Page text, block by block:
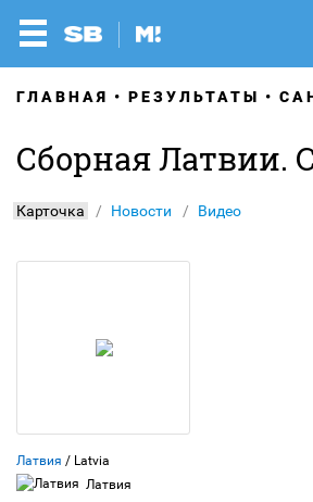
ГЛАВНАЯ РЕЗУЛЬТАТЫ
Сборная Латвии.
Карточка Новости Видео
Латвия / Latvia
Латвия